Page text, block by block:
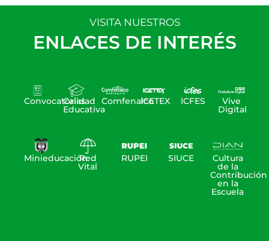
VISITA NUESTROS
ENLACES DE INTERÉS
Convocatorias
Calidad
Educativa
ComfenalcoICETEX ICFES Vive
Digital
MinieducaciónRed
Vital
RUPEI SIUCE Cultura
de la
Contribución
en la
Escuela